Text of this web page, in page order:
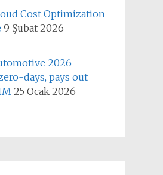
Cost Optimization
9 Şubat 2026
2026
days, pays out
25 Ocak 2026